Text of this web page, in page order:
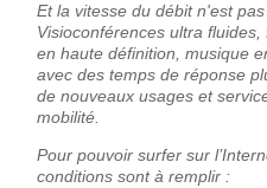
Et la vitesse du débit n'est
Visioconférences ultra
en haute définition, musique
avec des temps de réponse
de nouveaux usages et
mobilité.
Pour pouvoir surfer sur
conditions sont à remplir :